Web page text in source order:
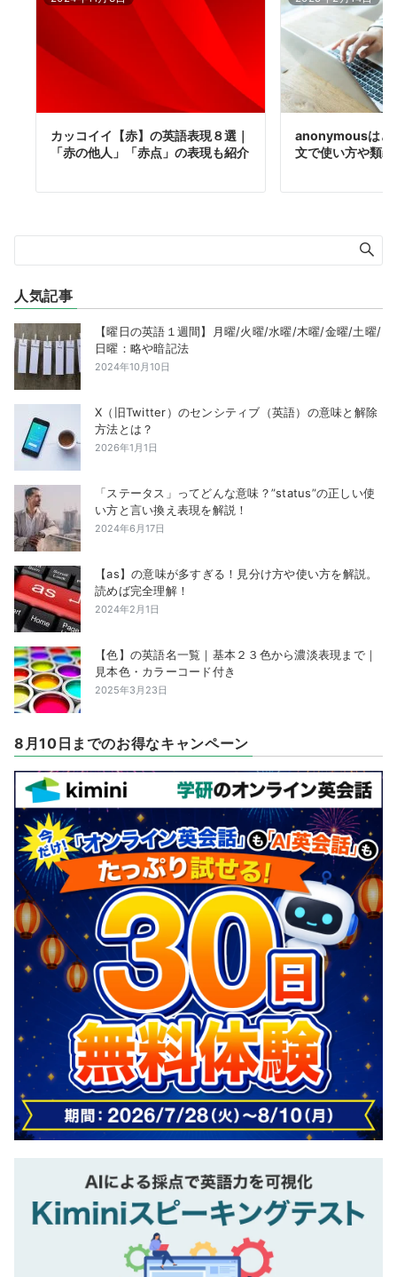
カッコイイ【赤】の英語表現８選｜
「赤の他人」「赤点」の表現も紹介
anonymousは
文で使い方や類
人気記事
【曜日の英語１週間】月曜/火曜/水曜/木曜/金曜/土曜/
日曜：略や暗記法
2024年10月10日
X（旧Twitter）のセンシティブ（英語）の意味と解除
方法とは？
2026年1月1日
「ステータス」ってどんな意味？”status”の正しい使
い方と言い換え表現を解説！
2024年6月17日
【as】の意味が多すぎる！見分け方や使い方を解説。
読めば完全理解！
2024年2月1日
【色】の英語名一覧｜基本２３色から濃淡表現まで｜
見本色・カラーコード付き
2025年3月23日
8月10日までのお得なキャンペーン